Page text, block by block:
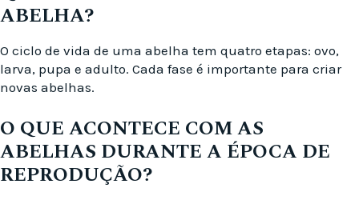
ABELHA?
O ciclo de vida de uma abelha tem quatro etapas: ovo,
larva, pupa e adulto. Cada fase é importante para criar
novas abelhas.
O QUE ACONTECE COM AS
ABELHAS DURANTE A ÉPOCA DE
REPRODUÇÃO?